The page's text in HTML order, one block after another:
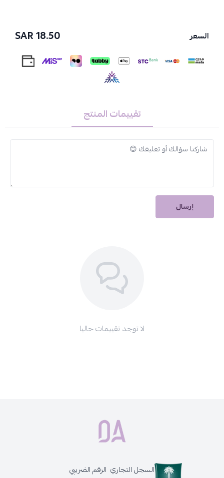
تعقيم عالي لضمان أمان الاستخدام
مصنوعة من مادة Polymacon لمرونة ونعومة مثالية
نسبة ماء متوازنة (38%) للحفاظ على ترطيب العين
ضعي العدسة بلطف على العين
الختام:
اختاري عدسات ذهب اليومية للحصول على مظهر طبيعي أنيق وراحة
السعر 18.50 SAR
تقييمات المنتج
إرسال
لا توجد تقييمات حاليا
السجل التجاري الرقم الضريبي